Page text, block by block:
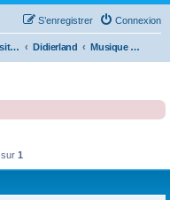
Connexion
S’enregistrer
Compositions Didierland Musique d’ensemble
sur 1